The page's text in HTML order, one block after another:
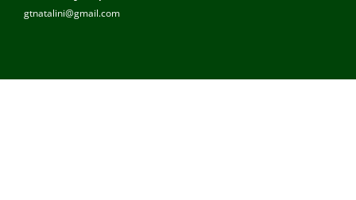
gtnatalini@gmail.com